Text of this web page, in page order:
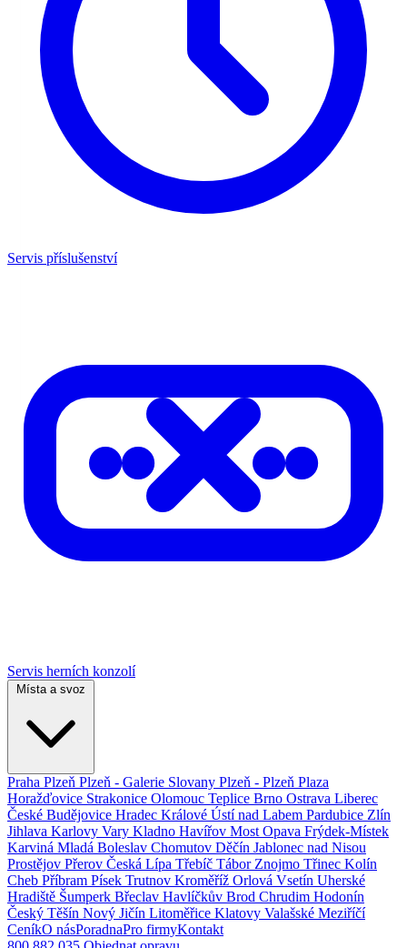
Servis příslušenství
Servis herních konzolí
Místa a svoz
Praha Plzeň Plzeň - Galerie Slovany Plzeň - Plzeň Plaza
Horažďovice Strakonice Olomouc Teplice Brno Ostrava Liberec
České Budějovice Hradec Králové Ústí nad Labem Pardubice Zlín
Jihlava Karlovy Vary Kladno Havířov Most Opava Frýdek-Místek
Karviná Mladá Boleslav Chomutov Děčín Jablonec nad Nisou
Prostějov Přerov Česká Lípa Třebíč Tábor Znojmo Třinec Kolín
Cheb Příbram Písek Trutnov Kroměříž Orlová Vsetín Uherské
Hradiště Šumperk Břeclav Havlíčkův Brod Chrudim Hodonín
Český Těšín Nový Jičín Litoměřice Klatovy Valašské Meziříčí
CeníkO násPoradnaPro firmyKontakt